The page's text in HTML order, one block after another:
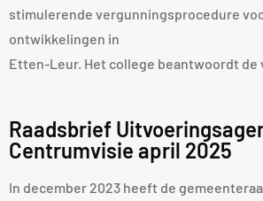
stimulerende vergunningsprocedure
ontwikkelingen in
Etten-Leur. Het college beantwoordt de
Raadsbrief
Centrumvisie april 2025
In december 2023 heeft de